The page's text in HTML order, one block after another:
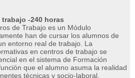
-240 horas
de Trabajo es un Módulo
han de cursar los alumnos de
entorno real de trabajo. La
en centros de trabajo se
en el sistema de Formación
que el alumno asuma la realidad
técnicas y socio-laboral.